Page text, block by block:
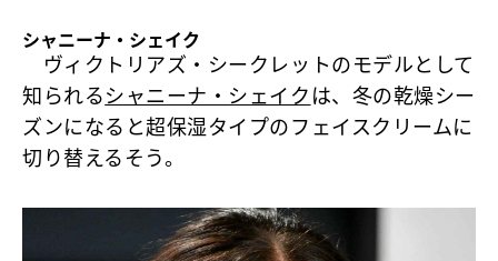
シャニーナ・シェイク
ヴィクトリアズ・シークレットのモデルとして
知られるシャニーナ・シェイクは、冬の乾燥シー
ズンになると超保湿タイプのフェイスクリームに
切り替えるそう。